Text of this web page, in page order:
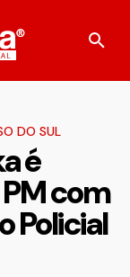
DO SUL
é
com
Policial